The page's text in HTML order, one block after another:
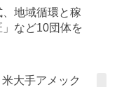
地域循環と稼
など10団体を
大手アメック